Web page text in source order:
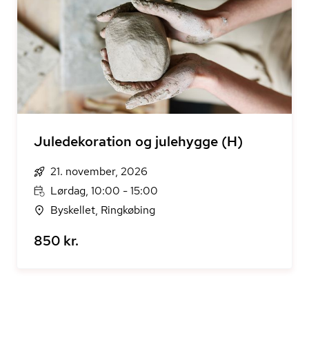
Juledekoration og julehygge (H)
21. november, 2026
Lørdag, 10:00 - 15:00
Byskellet, Ringkøbing
850 kr.